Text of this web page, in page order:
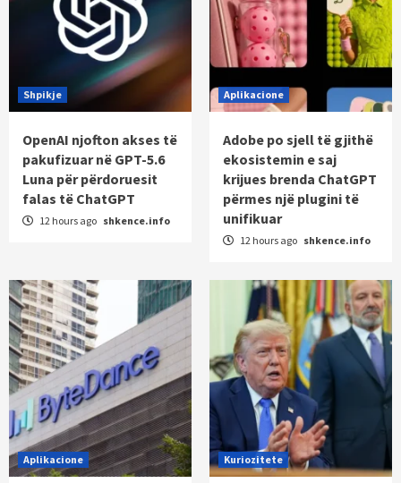
Shpikje
OpenAI njofton akses të
pakufizuar në GPT-5.6
Luna për përdoruesit
falas të ChatGPT
12 hours ago shkence.info
Aplikacione
Adobe po sjell të gjithë
ekosistemin e saj
krijues brenda ChatGPT
përmes një plugini të
unifikuar
12 hours ago shkence.info
Aplikacione Kuriozitete